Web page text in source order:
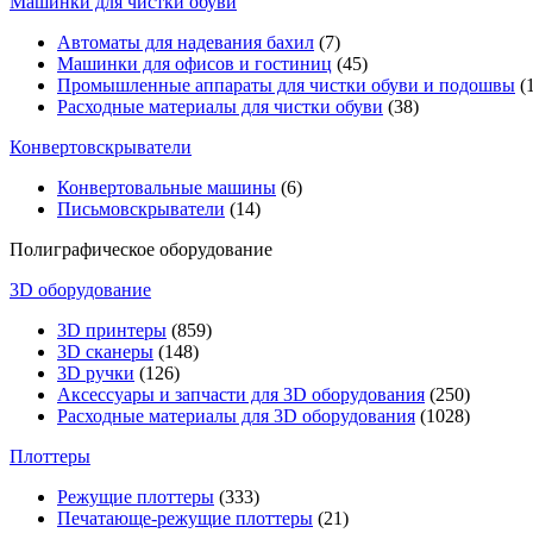
Автоматы для надевания бахил (7)
Машинки для офисов и гостиниц (45)
Промышленные аппараты для чистки обуви и подошвы
Расходные материалы для чистки обуви (38)
Конвертовскрыватели
Конвертовальные машины (6)
Письмовскрыватели (14)
Полиграфическое оборудование
3D оборудование
3D принтеры (859)
3D сканеры (148)
3D ручки (126)
Аксессуары и запчасти для 3D оборудования (250)
Расходные материалы для 3D оборудования (1028)
Плоттеры
Режущие плоттеры (333)
Печатающе-режущие плоттеры (21)